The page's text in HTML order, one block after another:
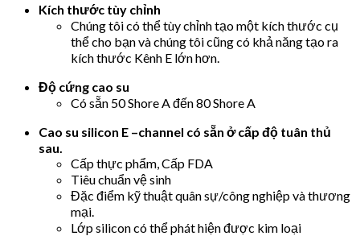
Kích thước tùy chỉnh
Chúng tôi có thể tùy chỉnh tạo một kích thước cụ
thể cho bạn và chúng tôi cũng có khả năng tạo ra
kích thước Kênh E lớn hơn.
Độ cứng cao su
Có sẵn 50 Shore A đến 80 Shore A
Cao su silicon E –channel có sẵn ở cấp độ tuân thủ
sau.
Cấp thực phẩm, Cấp FDA
Tiêu chuẩn vệ sinh
Đặc điểm kỹ thuật quân sự/công nghiệp và thương
mại.
Lớp silicon có thể phát hiện được kim loại